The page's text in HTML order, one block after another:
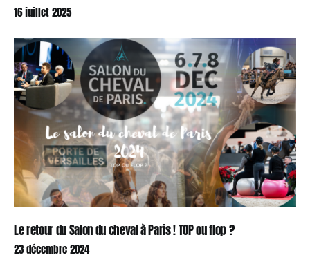
16 juillet 2025
Le retour du Salon du cheval à Paris ! TOP ou flop ?
23 décembre 2024